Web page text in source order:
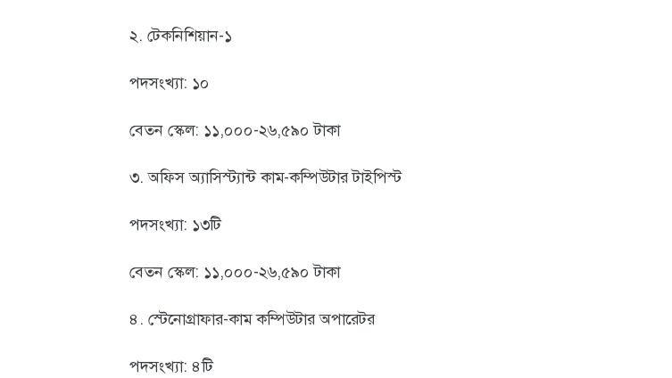
২. টেকনিশিয়ান-১
পদসংখ্যা: ১০
বেতন স্কেল: ১১,০০০-২৬,৫৯০ টাকা
৩. অফিস অ্যাসিস্ট্যান্ট কাম-কম্পিউটার টাইপিস্ট
পদসংখ্যা: ১৩টি
বেতন স্কেল: ১১,০০০-২৬,৫৯০ টাকা
৪. স্টেনোগ্রাফার-কাম কম্পিউটার অপারেটর
পদসংখ্যা: ৪টি